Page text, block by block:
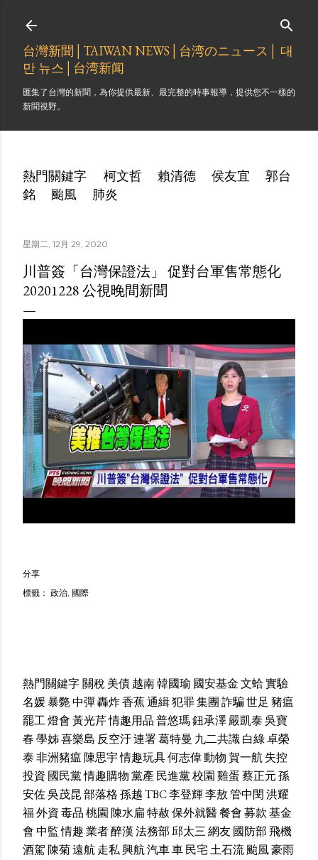
台灣新聞│TAIWAN NEWS│台湾のニュース│ 대
만 뉴스│台湾新闻
匯集了台灣的新聞，為你提供最新、最完整的時事報導，提供您不一樣的
新聞視野。
熱門關鍵字 柯文哲 賴清德 侯友宜
郭台
銘
颱風 肺炎
星期二, 12月 29, 2020
川普簽「台灣保證法」 促對台軍售常態化
20201228 公視晚間新聞
分享
標籤： 政治 國際
熱門關鍵字關稅美債越南韓國瑜 國安基金文蛤實驗
名媛暴斃中彈轟炸香蕉通緝犯罪集團詐騙世足 豬瘟
罷工燈會黃光芹情趣用品普悠瑪鈕承澤嚴凱泰吳寶
春學姊喜樂島 反空汙連署葛特曼 九二共識白綠卓榮
泰非洲豬瘟陳思宇情趣玩具何志偉動物賀一航失控
投資 國民黨情趣購物黨產 民進黨校園雞蛋蔡正元孫
安佐吳茂昆部落格孫越TBC李登輝李敖管中閔洪耀
福外資毒品桃園陳水扁特赦保外就醫餐會募款基金
會中監情趣業者醉漢法務部邱太三網友國防部飛機
酒駕陳菊遠航走私興航汽車車民宅土石流颱風豪雨